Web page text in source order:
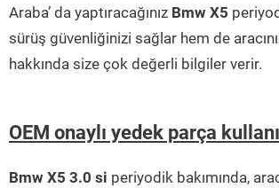
Araba’ da yaptıracağınız Bmw X5
sürüş güvenliğinizi sağlar hem de
hakkında size çok değerli bilgiler verir.
OEM onaylı yedek parça
Bmw X5 3.0 si periyodik bakımında,